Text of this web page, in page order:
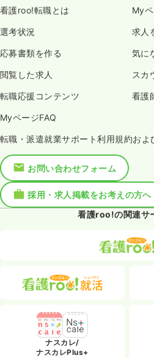
看護roo!転職とは My
選考状況 求人
応募書類を作る 気に
閲覧した求人 スカ
転職応援コンテンツ 看護
MyページFAQ
転職・派遣就業サポート利用規約およ
お問い合わせフォーム
採用・求人掲載をお考えの方へ
看護roo!の関連サ
ナスカレ/
ナスカレPlus+